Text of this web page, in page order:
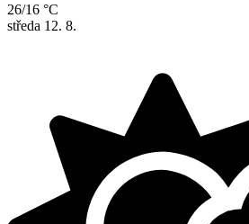
26/16 °C
středa 12. 8.